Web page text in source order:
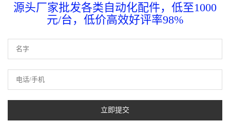
源头厂家批发各类自动化配件，低至1000
元/台，低价高效好评率98%